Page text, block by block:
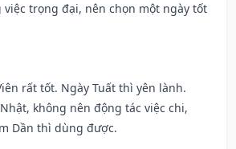
việc trọng đại, nên chọn một ngày tốt
rất tốt. Ngày Tuất thì yên lành.
không nên động tác việc chi,
Dần thì dùng được.